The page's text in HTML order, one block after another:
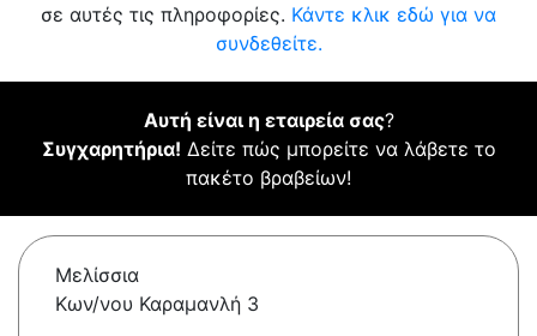
σε αυτές τις πληροφορίες. Κάντε κλικ εδώ για να
συνδεθείτε.
Αυτή είναι η εταιρεία σας?
Συγχαρητήρια! Δείτε πώς μπορείτε να λάβετε το
πακέτο βραβείων!
Μελίσσια
Κων/νου Καραμανλή 3